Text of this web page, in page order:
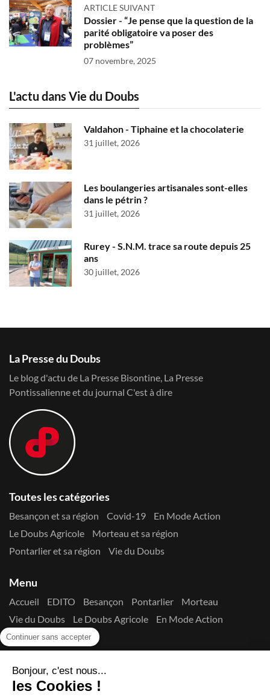
Continuer sans accepter
Bonjour, c'est nous...
les Cookies !
ARTICLE SUIVANT
Dossier - “Je pense que la question de la
parité obligatoire va poser des
problèmes”
07 novembre, 2025
L'actu dans Vie du Doubs
Valdahon - Tiphaine et la chocolaterie
31 juillet, 2026
Les boulangeries artisanales sont-elles
dans le pétrin ?
31 juillet, 2026
Rurey - S.N.M. trace sa route depuis 25
ans
30 juillet, 2026
La Presse du Doubs
Le blog d'actu de La Presse Bisontine, La Presse
Pontissalienne et du journal C'est à dire
Toutes les catégories
Besançon et sa région Covid-19
En Mode Action
Le Doubs Agricole
Morteau et sa région
Pontarlier et sa région
Vie du Doubs
Menu
Accueil EDITO Besançon Pontarlier
Morteau
Vie du Doubs
Le Doubs Agricole
En Mode Action
Contactez-nous !
Suivez-nous sur les réseaux